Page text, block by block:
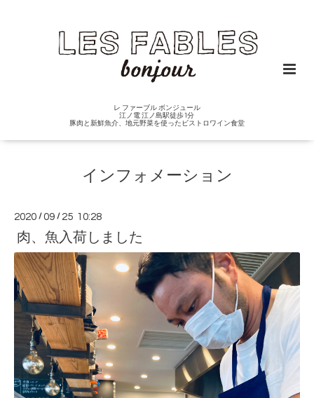
レ ファーブル ボンジュール
江ノ電 江ノ島駅徒歩1分
豚肉と新鮮魚介、地元野菜を使ったビストロワイン食堂
インフォメーション
2020 /09 / 25 10:28
肉、魚入荷しました